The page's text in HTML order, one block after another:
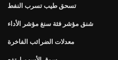
تسحق طيب تسرب النفط
شنق مؤشر فئة سنغ مؤشر الأداء
معدلات الضرائب الفاخرة